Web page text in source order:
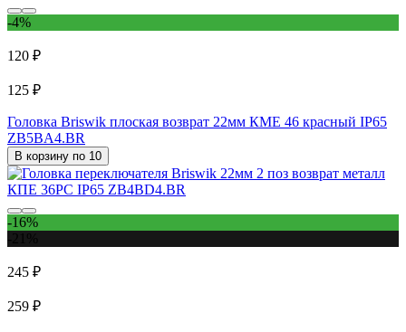
-4%
120 ₽
125 ₽
Головка Briswik плоская возврат 22мм КМЕ 46 красный IP65
ZB5BA4.BR
В корзину по 10
-16%
245 ₽
259 ₽